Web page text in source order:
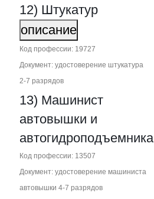
12) Штукатур
описание
Код профессии: 19727
Документ: удостоверение штукатура
2‑7 разрядов
13) Машинист
автовышки и
автогидроподъемника
Код профессии: 13507
Документ: удостоверение машиниста
автовышки 4‑7 разрядов